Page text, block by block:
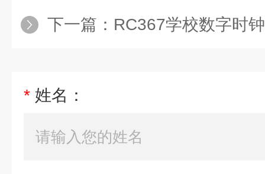
下一篇： RC367学校数字时
* 姓名：